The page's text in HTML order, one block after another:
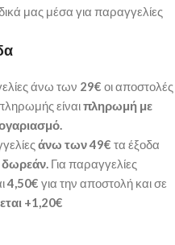
μας μέσα για παραγγελίες
άνω των 29€ οι αποστολές
είναιπληρωμή με
άνω των 49€ τα έξοδα
δωρεάν. Για παραγγελίες
4,50€ για την αποστολή και σε
+1,20€